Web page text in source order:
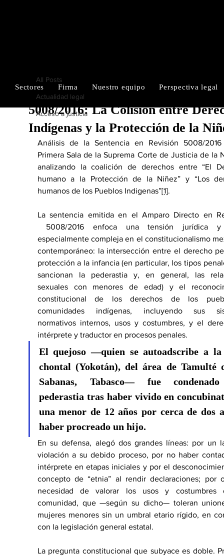
ALFARO & MORALES
Sectores Firma Nuestro equipo Perspectiva legal
All Posts
Actualidad legal
Acceso a justicia
Análisis de la Sentencia en
5008/2016: La Colisión entre
Indígenas y la Protección de la
Análisis de la Sentencia en Revisión 5008/
Primera Sala de la Suprema Corte de Justicia de la
analizando la coalición de derechos entre “El
humano a la Protección de la Niñez” y “Los
humanos de los Pueblos Indigenas”[1].
La sentencia emitida en el Amparo Directo en
5008/2016 enfoca una tensión jurídica
especialmente compleja en el constitucionalismo
contemporáneo: la intersección entre el derecho
protección a la infancia (en particular, los tipos
sancionan la pederastia y, en general, las
sexuales con menores de edad) y el
constitucional de los derechos de los
comunidades indígenas, incluyendo sus
normativos internos, usos y costumbres, y el
intérprete y traductor en procesos penales.
El quejoso —quien se autoadscribe a la
chontal (Yokotán), del área de Tamulté
Sabanas, Tabasco— fue
pederastia tras haber vivido en
una menor de 12 años por cerca de dos
haber procreado un hijo.
En su defensa, alegó dos grandes líneas: por un
violación a su debido proceso, por no haber
intérprete en etapas iniciales y por el
concepto de “etnia” al rendir declaraciones; por
necesidad de valorar los usos y costumbres
comunidad, que —según su dicho— toleran
mujeres menores sin un umbral etario rígido, en
con la legislación general estatal.
La pregunta constitucional que subyace es doble.